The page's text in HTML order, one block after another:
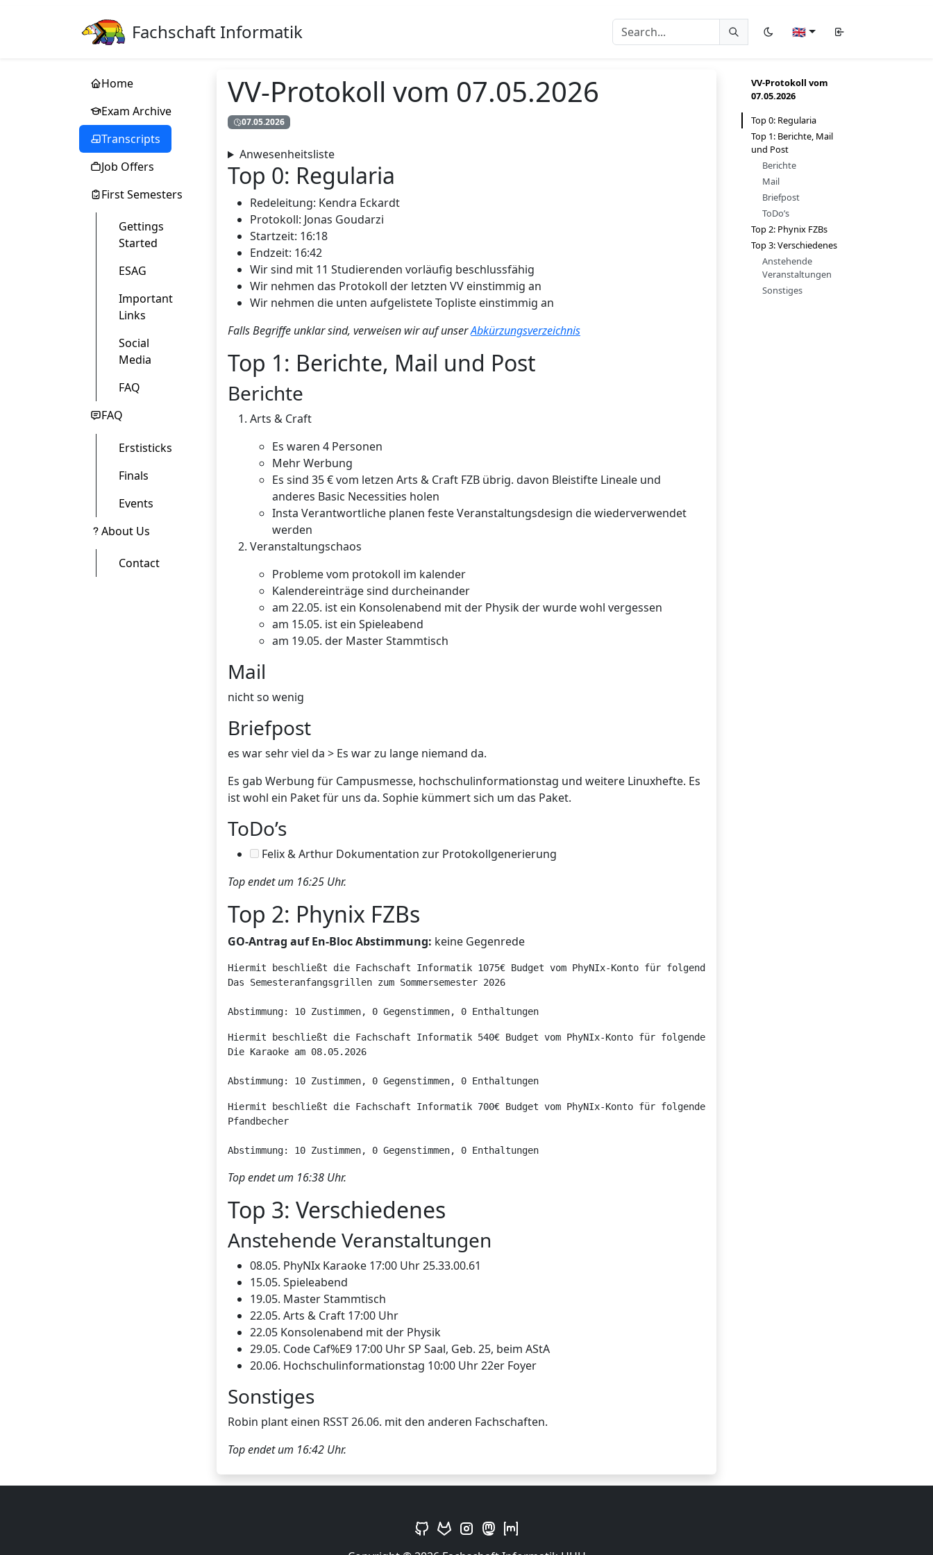
Fachschaft Informatik 🇬🇧
Home
Exam Archive
Transcripts
Job Offers
First Semesters
Gettings
Started
ESAG
Important
Links
Social
Media
FAQ
FAQ
Erstisticks
Finals
Events
About Us
Contact
VV-Protokoll vom 07.05.2026
07.05.2026
Anwesenheitsliste
Top 0: Regularia
Redeleitung: Kendra Eckardt
Protokoll: Jonas Goudarzi
Startzeit: 16:18
Endzeit: 16:42
Wir sind mit 11 Studierenden vorläufig beschlussfähig
Wir nehmen das Protokoll der letzten VV einstimmig an
Wir nehmen die unten aufgelistete Topliste einstimmig an
Falls Begriffe unklar sind, verweisen wir auf unserAbkürzungsverzeichnis
Top 1: Berichte, Mail und Post
Berichte
Arts & Craft
Es waren 4 Personen
Mehr Werbung
Es sind 35 € vom letzen Arts & Craft FZB übrig. davon Bleistifte Lineale und
anderes Basic Necessities holen
Insta Verantwortliche planen feste Veranstaltungsdesign die wiederverwendet
werden
Veranstaltungschaos
Probleme vom protokoll im kalender
Kalendereinträge sind durcheinander
am 22.05. ist ein Konsolenabend mit der Physik der wurde wohl vergessen
am 15.05. ist ein Spieleabend
am 19.05. der Master Stammtisch
Mail
nicht so wenig
Briefpost
es war sehr viel da > Es war zu lange niemand da.
Es gab Werbung für Campusmesse, hochschulinformationstag und weitere Linuxhefte. Es
ist wohl ein Paket für uns da. Sophie kümmert sich um das Paket.
ToDo’s
Felix & Arthur Dokumentation zur Protokollgenerierung
Top endet um 16:25 Uhr.
Top 2: Phynix FZBs
GO-Antrag auf En-Bloc Abstimmung: keine Gegenrede
Hiermit beschließt die Fachschaft Informatik 1075€ Budget vom PhyNIx-Konto für folgendes:
Das Semesteranfangsgrillen zum Sommersemester 2026
Abstimmung: 10 Zustimmen, 0 Gegenstimmen, 0 Enthaltungen
Hiermit beschließt die Fachschaft Informatik 540€ Budget vom PhyNIx-Konto für folgendes:
Die Karaoke am 08.05.2026
Abstimmung: 10 Zustimmen, 0 Gegenstimmen, 0 Enthaltungen
Hiermit beschließt die Fachschaft Informatik 700€ Budget vom PhyNIx-Konto für folgendes:
Pfandbecher
Abstimmung: 10 Zustimmen, 0 Gegenstimmen, 0 Enthaltungen
Top endet um 16:38 Uhr.
Top 3: Verschiedenes
Anstehende Veranstaltungen
08.05. PhyNIx Karaoke 17:00 Uhr 25.33.00.61
15.05. Spieleabend
19.05. Master Stammtisch
22.05. Arts & Craft 17:00 Uhr
22.05 Konsolenabend mit der Physik
29.05. Code Caf%E9 17:00 Uhr SP Saal, Geb. 25, beim AStA
20.06. Hochschulinformationstag 10:00 Uhr 22er Foyer
Sonstiges
Robin plant einen RSST 26.06. mit den anderen Fachschaften.
Top endet um 16:42 Uhr.
VV-Protokoll vom
07.05.2026
Top 0: Regularia
Top 1: Berichte, Mail
und Post
Berichte
Mail
Briefpost
ToDo’s
Top 2: Phynix FZBs
Top 3: Verschiedenes
Anstehende
Veranstaltungen
Sonstiges